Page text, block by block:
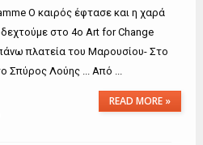
Ο καιρός έφτασε και η χαρά
στο 4ο Art for Change
πλατεία του Μαρουσίου- Στο
Σπύρος Λούης ... Από ...
READ MORE »